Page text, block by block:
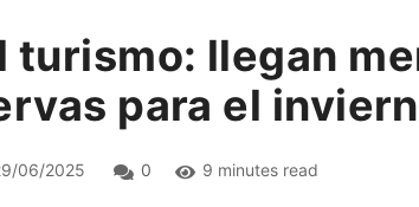
turismo: llegan
para el
06/2025 0 9 minutes read